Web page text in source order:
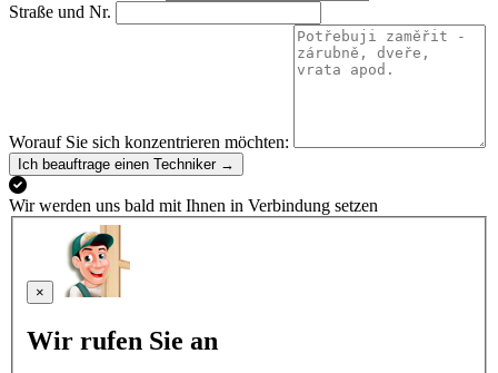
Straße und Nr.
Worauf Sie sich konzentrieren möchten:
Ich beauftrage einen Techniker →
Wir werden uns bald mit Ihnen in Verbindung setzen
×
Wir rufen Sie an